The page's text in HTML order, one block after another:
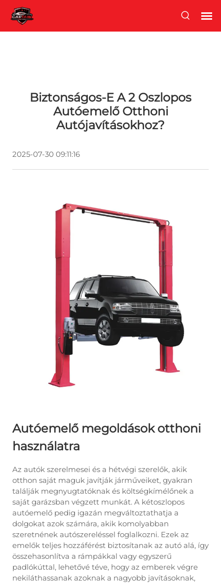
Biztonságos-E A 2 Oszlopos
Autóemelő Otthoni
Autójavításokhoz?
2025-07-30 09:11:16
Autóemelő megoldások otthoni
használatra
Az autók szerelmesei és a hétvégi szerelők, akik
otthon saját maguk javítják járműveiket, gyakran
találják megnyugtatóknak és költségkímélőnek a
saját garázsban végzett munkát. A kétoszlopos
autóemelő pedig igazán megváltoztathatja a
dolgokat azok számára, akik komolyabban
szeretnének autószereléssel foglalkozni. Ezek az
emelők teljes hozzáférést biztosítanak az autó alá, így
összehasonlítva a rámpákkal vagy egyszerű
padlókúttal, lehetővé téve, hogy az emberek végre
nekiláthassanak azoknak a nagyobb javításoknak,